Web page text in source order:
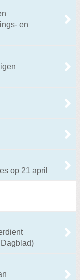
en
op 21 april